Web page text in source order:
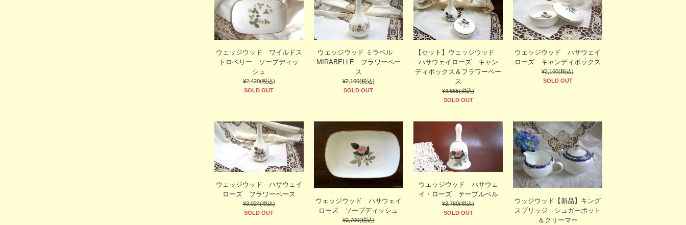
ウェッジウッド ワイルドス
トロベリー ソープディッ
シュ
¥2,420(税込)
SOLD OUT
ウェッジウッド ミラベル
MIRABELLE フラワーベー
ス
¥2,160(税込)
SOLD OUT
【セット】ウェッジウッド
ハサウェイローズ キャン
ディボックス＆フラワーベー
ス
¥4,665(税込)
SOLD OUT
ウェッジウッド ハサウェイ
ローズ キャンディボックス
¥2,160(税込)
SOLD OUT
ウェッジウッド ハサウェイ
ローズ フラワーベース
¥3,024(税込)
SOLD OUT
ウェッジウッド ハサウェイ
ローズ ソープディッシュ
¥2,700(税込)
ウェッジウッド ハサウェ
イ・ローズ テーブルベル
¥3,780(税込)
SOLD OUT
ウッジウッド【新品】キング
スブリッジ シュガーポット
＆クリーマー